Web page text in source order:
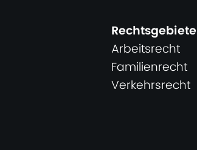
Rechtsgebiete
Arbeitsrecht
Familienrecht
Verkehrsrecht